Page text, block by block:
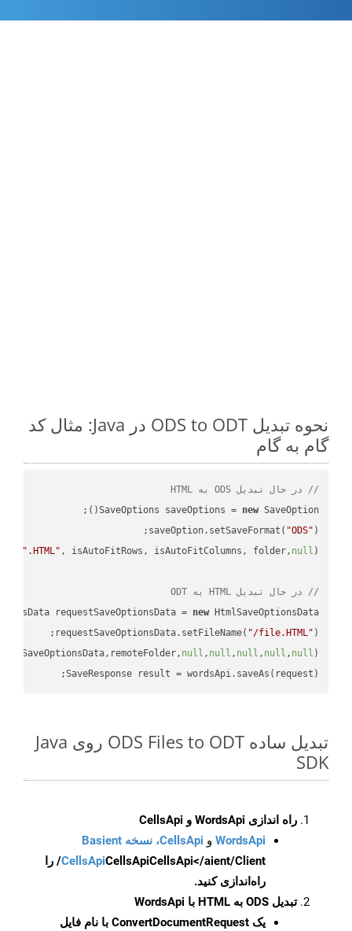
نحوه تبدیل ODS to ODT در Java: مثال کد
گام به گام
// در حال تبدیل ODS به HTML
SaveOptions saveOptions = new
saveOption.setSaveFormat( "ODS"
".HTML" , isAutoFitRows, isAutoFitColumns, folder, null
// در حال تبدیل HTML به ODT
requestSaveOptionsData = new
requestSaveOptionsData.setFileName( "/file.HTML"
null , null , null , null , null
SaveResponse result = wordsApi.saveAs(request);
تبدیل ساده ODS Files to ODT روی Java
SDK
راه اندازی WordsApi و CellsApi
WordsApi و CellsApi، نسخه Basient
CellsApiCellsApi
CellsApi</aient/Client/ را
راه‌اندازی کنید.
تبدیل ODS به HTML با WordsApi
یک ConvertDocumentRequest با نام فایل